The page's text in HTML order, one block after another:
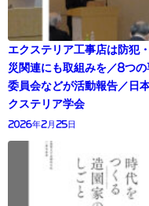
エクステリア工事店は防犯
災関連にも取組みを／8つの
委員会などが活動報告／日
クステリア学会
2026年2月25日